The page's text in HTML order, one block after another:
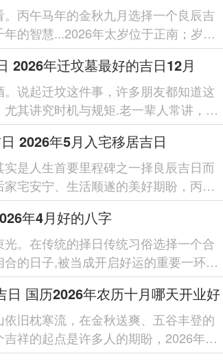
丙午马年的金秋九月选择一个良辰吉
的智慧...2026年太岁位于正南；岁破
方，这...
2026年迁坟墓最好的吉日12月
说起迁坟这件事，许多朋友都知道这
其讲究时机与规矩.老一辈人常讲，选
先人的尊...
2026年5月入宅移居吉日
是人生首要里程碑之一择良辰吉日而
宅安宁、生活顺遂的美好期盼，丙午
机盎然...
年4月好的八字
。在传统的择日传统习俗选择一个合
的日子,被当成开启好运的重要一环，
的...
日 国历2026年农历十月哪天开业好
依旧枕寒流，在金秋送爽、五谷丰登的
祥的起点是许多人的期盼，2026年为
十月（国历...